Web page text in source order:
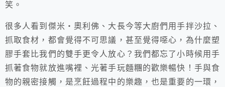
笑。
很多人看到傑米‧奧利佛、大長今等大廚們用手拌沙拉、
抓取食材，都會覺得不可思議，甚至覺得噁心，為什麼塑
膠手套比我們的雙手更令人放心？我們都忘了小時候用手
抓著食物就放進嘴裡、光著手玩麵糰的歡樂暢快！手與食
物的親密接觸，是烹飪過程中的樂趣，也是重要的一環，